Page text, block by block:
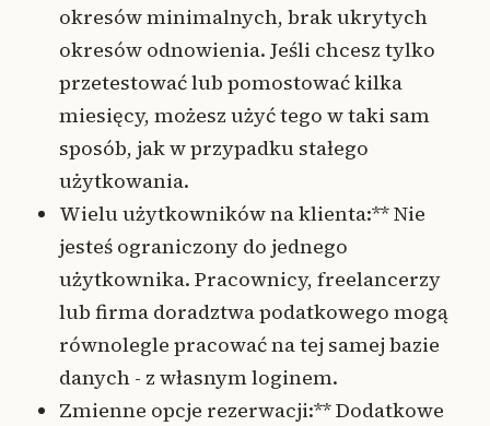
okresów minimalnych, brak ukrytych
okresów odnowienia. Jeśli chcesz tylko
przetestować lub pomostować kilka
miesięcy, możesz użyć tego w taki sam
sposób, jak w przypadku stałego
użytkowania.
Wielu użytkowników na klienta:** Nie
jesteś ograniczony do jednego
użytkownika. Pracownicy, freelancerzy
lub firma doradztwa podatkowego mogą
równolegle pracować na tej samej bazie
danych - z własnym loginem.
Zmienne opcje rezerwacji:** Dodatkowe